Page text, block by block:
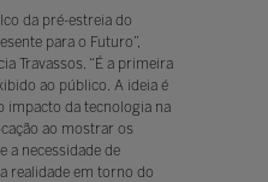
da pré-estreia do
para o Futuro”,
Travassos. “É a primeira
ao público. A ideia é
impacto da tecnologia na
ao mostrar os
a necessidade de
realidade em torno do